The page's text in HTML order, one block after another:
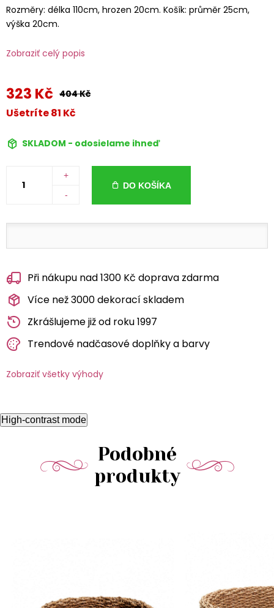
Rozměry: délka 110cm, hrozen 20cm. Košík: průměr 25cm,
výška 20cm.
Zobraziť celý popis
323 Kč 404 Kč
Ušetríte 81 Kč
SKLADOM - odosielame ihneď
+
-
DO KOŠÍKA
Při nákupu nad 1300 Kč doprava zdarma
Více než 3000 dekorací skladem
Zkrášlujeme již od roku 1997
Trendové nadčasové doplňky a barvy
Zobraziť všetky výhody
High-contrast mode
Podobné
produkty